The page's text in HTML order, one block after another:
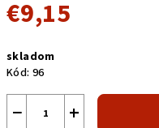
€9,15
cena:
skladom
Kód: 96
+
−